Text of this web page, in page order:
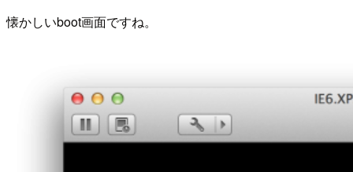
懐かしいboot画面ですね。